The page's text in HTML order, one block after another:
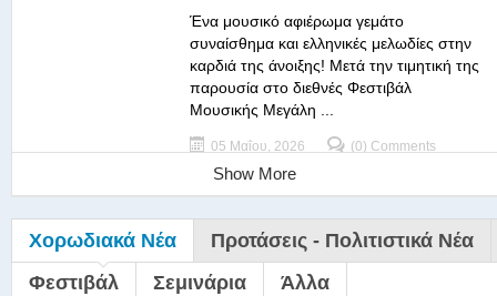
Ένα μουσικό αφιέρωμα γεμάτο
συναίσθημα και ελληνικές μελωδίες στην
καρδιά της άνοιξης! Μετά την τιμητική της
παρουσία στο διεθνές Φεστιβάλ
Μουσικής Μεγάλη ...
05 Μαΐου, 2026 (0) Comments
Show More
Χορωδιακά Νέα
Προτάσεις - Πολιτιστικά Νέα
Φεστιβάλ
Σεμινάρια Άλλα